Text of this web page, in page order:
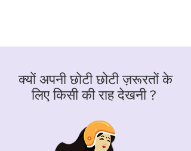
क्यों अपनी छोटी छोटी ज़रूरतों के
लिए किसी की राह देखनी ?